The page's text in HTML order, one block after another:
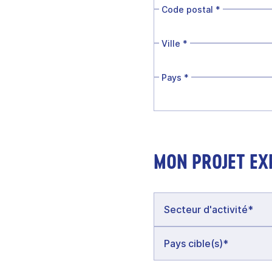
Code postal *
Ville *
Pays *
MON PROJET